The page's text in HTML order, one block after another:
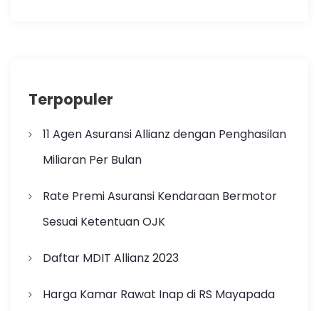
Terpopuler
11 Agen Asuransi Allianz dengan Penghasilan
Miliaran Per Bulan
Rate Premi Asuransi Kendaraan Bermotor
Sesuai Ketentuan OJK
Daftar MDIT Allianz 2023
Harga Kamar Rawat Inap di RS Mayapada